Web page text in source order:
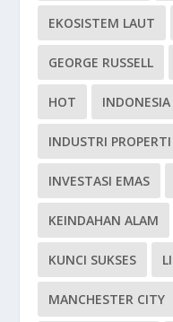
EKOSISTEM LAUT
GEORGE RUSSELL
HOT INDONESIA
INDUSTRI PROPERTI
INVESTASI EMAS
KEINDAHAN ALAM
KUNCI SUKSES
MANCHESTER CITY